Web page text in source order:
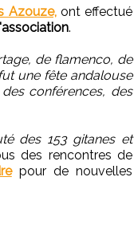
Azouze,ont effectué
.
de flamenco, de
une fête andalouse
conférences, des
des 153 gitanes et
des rencontres de
pour de nouvelles